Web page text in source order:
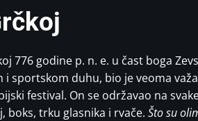
776 godine p. n. e. u čast boga
sportskom duhu, bio je veoma
festival. On se održavao na
boks, trku glasnika i rvače. Što su